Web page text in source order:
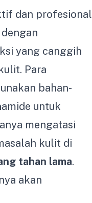
dan profesional
dengan
yang canggih
Para
bahan-
untuk
mengatasi
kulit di
tahan lama.
akan